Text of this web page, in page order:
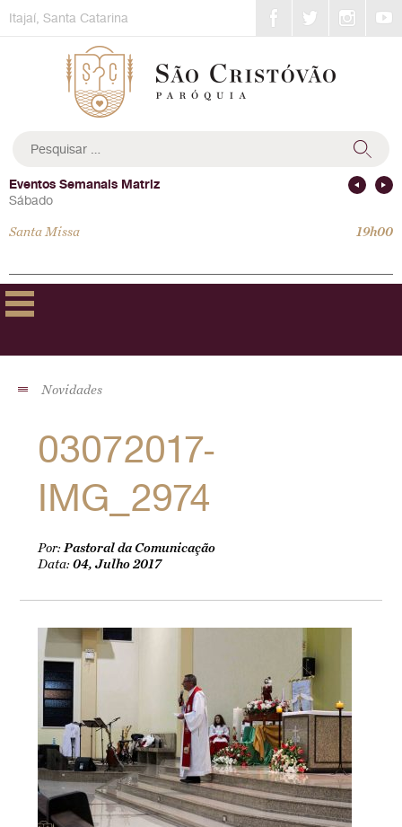
toItajaí, Santa Catarina
por:
Eventos Semanais Matriz
Sábado
Santa Missa 19h00
Novidades
03072017-
IMG_2974
Por:Pastoral da Comunicação
Data:04, Julho 2017